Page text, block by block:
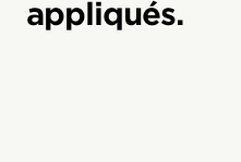
appliqués.